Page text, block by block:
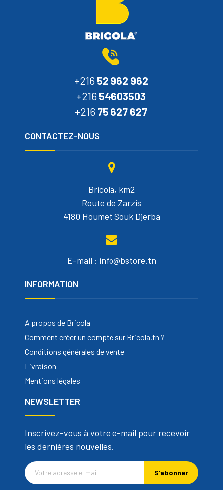
+216 52 962 962
+216 54603503
+216 75 627 627
CONTACTEZ-NOUS
Bricola, km2
Route de Zarzis
4180 Houmet Souk Djerba
E-mail : info@bstore.tn
INFORMATION
A propos de Bricola
Comment créer un compte sur Bricola.tn ?
Conditions générales de vente
Livraison
Mentions légales
NEWSLETTER
Inscrivez-vous à votre e-mail pour recevoir
les dernières nouvelles.
S’abonner